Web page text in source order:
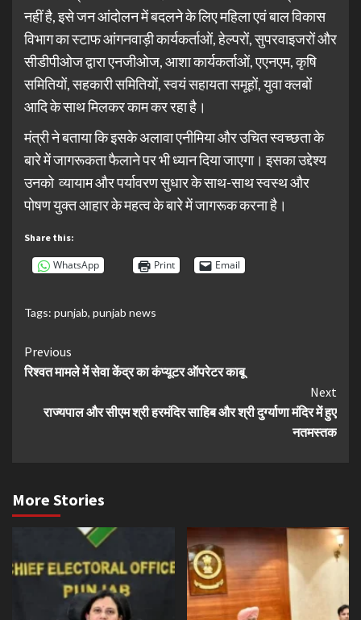
नहीं है, इसे जन आंदोलन में बदलने के लिए महिला एवं बाल विकास
विभाग का स्टाफ आंगनवाड़ी कार्यकर्ताओं, हेल्परों, सुपरवाइजरों और
सीडीपीओज द्वारा एनजीओज, आशा कार्यकर्ताओं, एएनएम, कृषि
समितियों, सहकारी समितियों, स्वयं सहायता समूहों, युवा क्लबों
आदि के साथ मिलकर काम कर रहा है।
मंत्री ने बताया कि इसके अलावा एनीमिया और उचित स्वच्छता के
बारे में जागरूकता फैलाने पर भी ध्यान दिया जाएगा। इसका उद्देश्य
उनको व्यायाम और पर्यावरण सुधार के साथ-साथ स्वस्थ और
पोषण युक्त आहार के महत्व के बारे में जागरूक करना है।
Share this:
WhatsApp Print Email
Tags: punjab, punjab news
Continue
Reading
Previous
रिश्वत मामले में सेवा केंद्र का कंप्यूटर ऑपरेटर काबू
Next
राज्यपाल और सीएम श्री हरमंदिर साहिब और श्री दुर्ग्याणा मंदिर में हुए
नतमस्तक
More Stories